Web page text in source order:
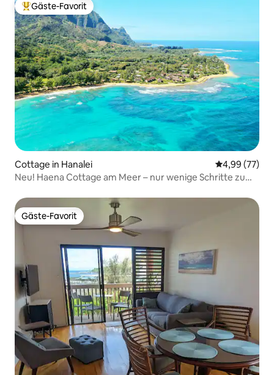
Beliebter Gäste-Favorit.
Gäste-Favorit
Cottage in Hanalei
4,99 (77)
Neu! Haena Cottage am Meer – nur wenige Schritte zum
Gäste-Favorit
Gäste-Favorit